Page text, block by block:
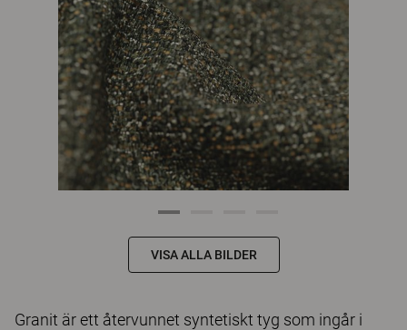
VISA ALLA BILDER
Granit är ett återvunnet syntetiskt tyg som ingår i